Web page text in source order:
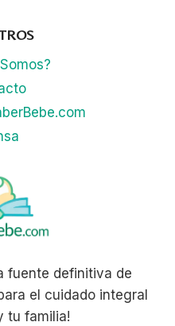
fuente definitiva de
el cuidado integral
tu familia!